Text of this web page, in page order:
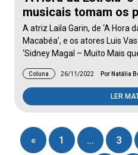
musicais tomam os
A atriz Laila Garin, de ‘A Hora
Macabéa’, e os atores Luis
‘Sidney Magal – Muito Mais
Coluna 26/11/2022 Por Natália
LER
« 1 … 3